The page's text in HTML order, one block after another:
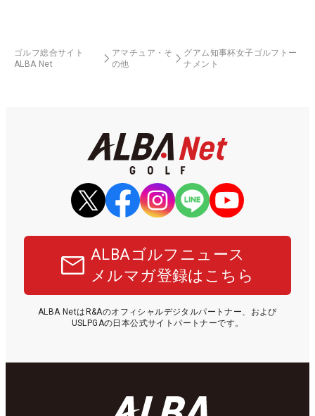
ゴルフ総合サイト
ALBA Net
アマチュア・そ
の他
グアム知事杯女子ゴルフトー
ナメント
ALBAゴルフニュース
メルマガ登録はこちら
ALBA NetはR&Aのオフィシャルデジタルパートナー、および
USLPGAの日本公式サイトパートナーです。